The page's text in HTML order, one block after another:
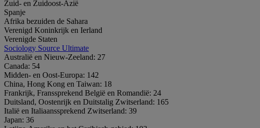
Zuid- en Zuidoost-Azië
Spanje
Afrika bezuiden de Sahara
Verenigd Koninkrijk en Ierland
Verenigde Staten
Sociology Source Ultimate
Australië en Nieuw-Zeeland: 27
Canada: 54
Midden- en Oost-Europa: 142
China, Hong Kong en Taiwan: 18
Frankrijk, Franssprekend België en Romandië: 24
Duitsland, Oostenrijk en Duitstalig Zwitserland: 165
Italië en Italiaanssprekend Zwitserland: 39
Japan: 36